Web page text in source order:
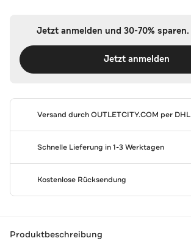
Jetzt anmelden und 30-70% sparen.
Jetzt anmelden
Versand durchOUTLETCITY.COM per DHL
Schnelle Lieferung in 1-3 Werktagen
Kostenlose Rücksendung
Produktbeschreibung